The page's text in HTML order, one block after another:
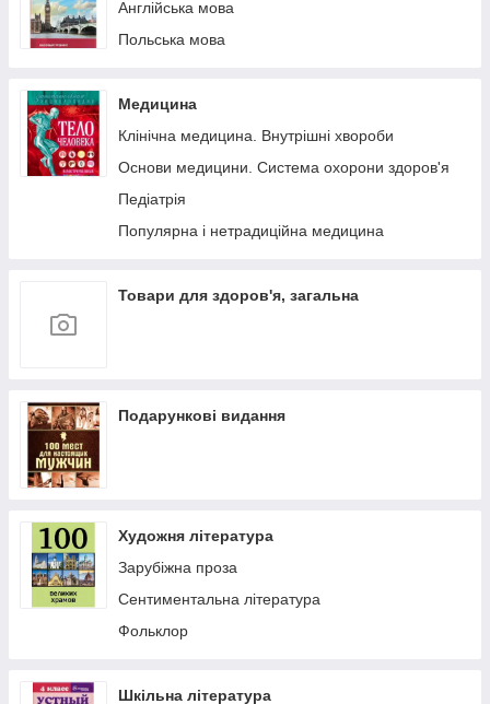
Англійська мова
Польська мова
Медицина
Клінічна медицина. Внутрішні хвороби
Основи медицини. Система охорони здоров'я
Педіатрія
Популярна і нетрадиційна медицина
Товари для здоров'я, загальна
Подарункові видання
Художня література
Зарубіжна проза
Сентиментальна література
Фольклор
Шкільна література